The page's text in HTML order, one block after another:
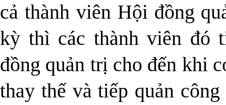
cả thành viên Hội đồng
kỳ thì các thành viên đó
đồng quản trị cho đến khi
thay thế và tiếp quản